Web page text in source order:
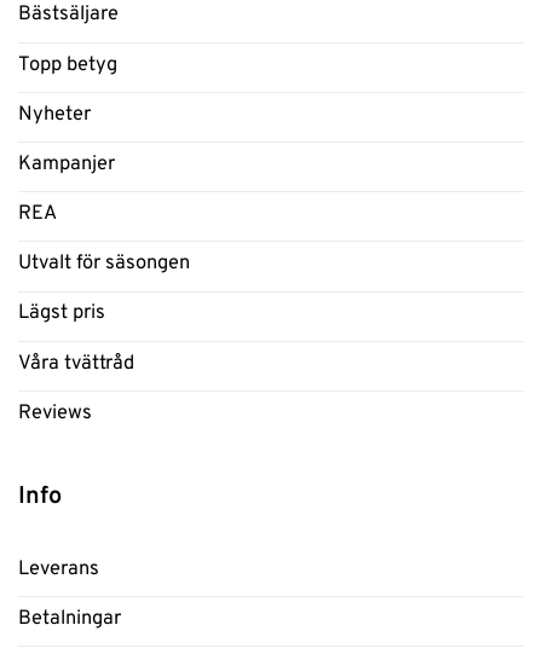
Bästsäljare
Topp betyg
Nyheter
Kampanjer
REA
Utvalt för säsongen
Lägst pris
Våra tvättråd
Reviews
Info
Leverans
Betalningar